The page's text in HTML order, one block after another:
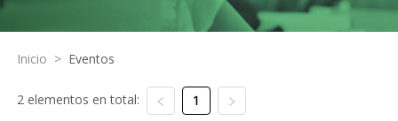
Inicio > Eventos
2 elementos en total: 1